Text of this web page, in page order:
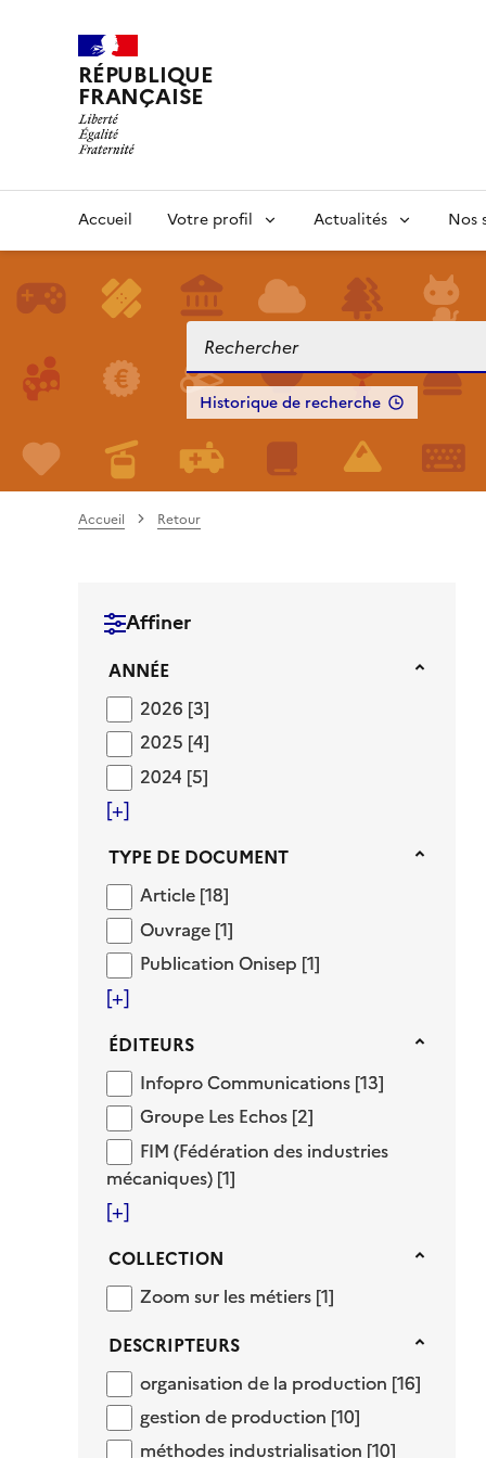
RÉPUBLIQUE
FRANÇAISE
Accueil Votre profil Actualités Nos
Historique de recherche
Accueil Retour
Affiner
Année
ANNÉE
20262026 [3]
20252025 [4]
20242024 [5]
[+]
Type de document
TYPE DE DOCUMENT
ArticleArticle [18]
Ouvrage
Ouvrage [1]
Publication Onisep
Publication Onisep [1]
[+]
Éditeurs
ÉDITEURS
Infopro Communications
Infopro Communications [13]
Groupe Les Echos
Groupe Les Echos [2]
FIM (Fédération des industries
FIM (Fédération des industries
mécaniques) [1]
[+]
Collection
COLLECTION
Zoom sur les métiers
Zoom sur les métiers [1]
Descripteurs
DESCRIPTEURS
organisation de la production
organisation de la production [16]
gestion de production
gestion de production [10]
méthodes industrialisation
méthodes industrialisation [10]